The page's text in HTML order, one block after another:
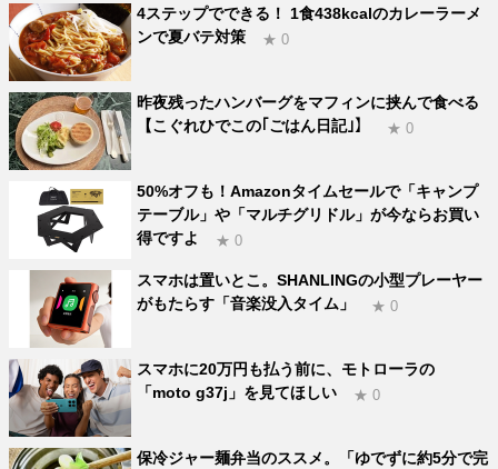
4ステップでできる！ 1食438kcalのカレーラーメ
ンで夏バテ対策
★ 0
昨夜残ったハンバーグをマフィンに挟んで食べる
【こぐれひでこの｢ごはん日記｣】
★ 0
50%オフも！Amazonタイムセールで「キャンプ
テーブル」や「マルチグリドル」が今ならお買い
得ですよ
★ 0
スマホは置いとこ。SHANLINGの小型プレーヤー
がもたらす「音楽没入タイム」
★ 0
スマホに20万円も払う前に、モトローラの
「moto g37j」を見てほしい
★ 0
保冷ジャー麺弁当のススメ。「ゆでずに約5分で完